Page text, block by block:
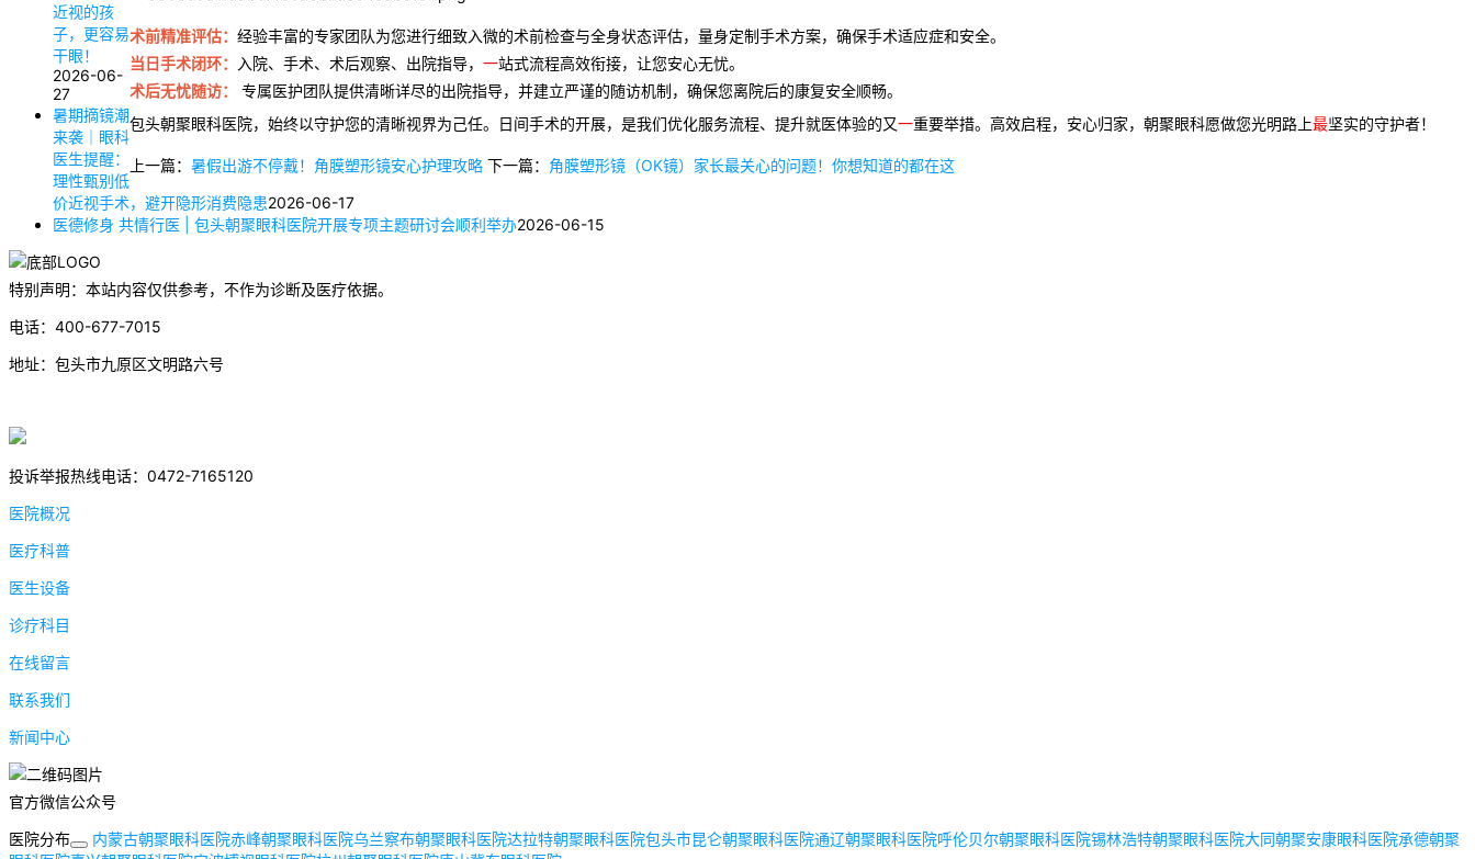
术前精准评估： 经验丰富的专家团队为您进行细致入微的术前检查与全身状态评估，量身定制手术方案，确保手术适应症和安全。
当日手术闭环：
入院、手术、术后观察、出院指导， 一站式流程高效衔接，让您安心无忧。
术后无忧随访：
专属医护团队提供清晰详尽的出院指导，并建立严谨的随访机制，确保您离院后的康复安全顺畅。
包头朝聚眼科医院，始终以守护您的清晰视界为己任。日间手术的开展，是我们优化服务流程、提升就医体验的又一重要举措。高效启程，安心归家，朝聚眼科愿做您光明路上最坚实的守护者！
上一篇： 暑假出游不停戴！角膜塑形镜安心护理攻略 下一篇： 角膜塑形镜（OK镜）家长最关心的问题！你想知道的都在这
近视的孩
子，更容易
干眼！
2026-06-
27
暑期摘镜潮
来袭｜眼科
医生提醒：
理性甄别低
价近视手术，避开隐形消费隐患2026-06-17
医德修身 共情行医 | 包头朝聚眼科医院开展专项主题研讨会顺利举办2026-06-15
特别声明：本站内容仅供参考，不作为诊断及医疗依据。
电话：400-677-7015
地址：包头市九原区文明路六号
投诉举报热线电话：0472-7165120
医院概况
医疗科普
医生设备
诊疗科目
在线留言
联系我们
新闻中心
官方微信公众号
医院分布
内蒙古朝聚眼科医院赤峰朝聚眼科医院乌兰察布朝聚眼科医院达拉特朝聚眼科医院包头市昆仑朝聚眼科医院通辽朝聚眼科医院呼伦贝尔朝聚眼科医院锡林浩特朝聚眼科医院大同朝聚安康眼科医院承德朝聚